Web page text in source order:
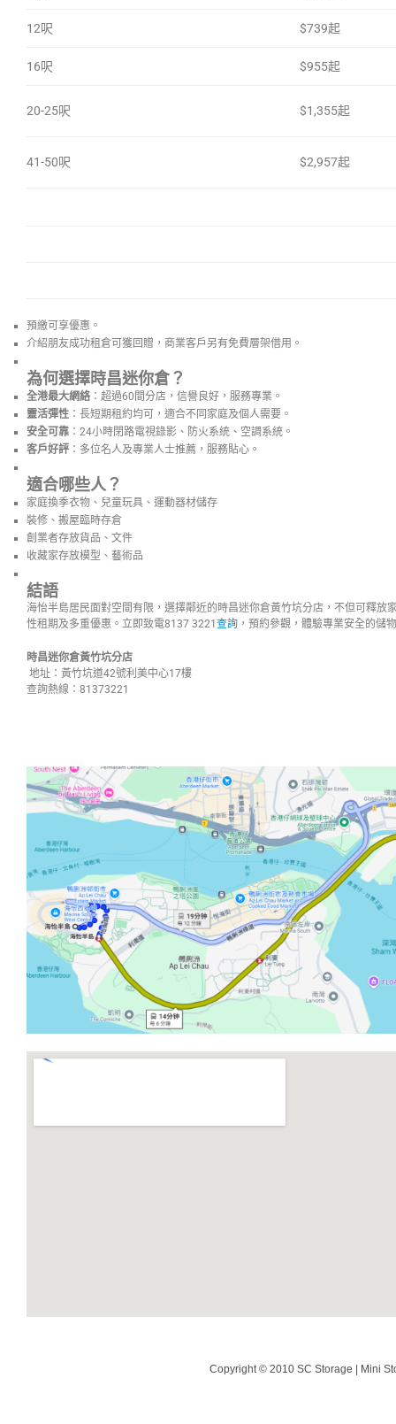
12呎 $739起
16呎 $955起
20-25呎 $1,355起
41-50呎 $2,957起
預繳可享優惠。
介紹朋友成功租倉可獲回贈，商業客戶另有免費層架借用。
為何選擇時昌迷你倉？
全港最大網絡 ：超過60間分店，信譽良好，服務專業。
靈活彈性 ：長短期租約均可，適合不同家庭及個人需要。
安全可靠 ：24小時閉路電視錄影、防火系統、空調系統。
客戶好評 ：多位名人及專業人士推薦，服務貼心。
適合哪些人？
家庭換季衣物、兒童玩具、運動器材儲存
裝修、搬屋臨時存倉
創業者存放貨品、文件
收藏家存放模型、藝術品
結語
海怡半島居民面對空間有限，選擇鄰近的時昌迷你倉黃竹坑分店，不但可釋放
性租期及多重優惠。立即致電8137 3221 查詢 ，預約參觀，體驗專業安全的儲
時昌迷你倉黃竹坑分店
地址：黃竹坑道42號利美中心17樓
查詢熱線：81373221
Copyright © 2010 SC Storage | Mini